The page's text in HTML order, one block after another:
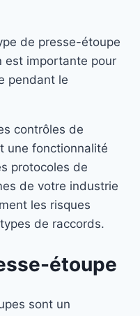
de presse-étoupe
est importante pour
pendant le
contrôles de
une fonctionnalité
protocoles de
de votre industrie
les risques
de raccords.
étoupe
sont un